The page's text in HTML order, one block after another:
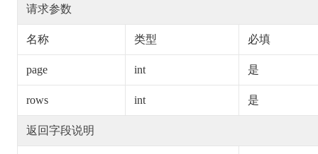
请求参数
名称 类型 必填
page int 是
rows int 是
返回字段说明